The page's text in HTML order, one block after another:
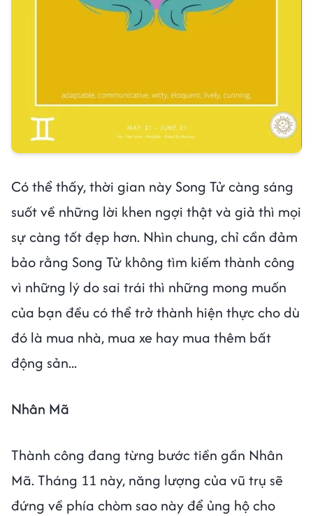
Có thể thấy, thời gian này Song Tử càng sáng
suốt về những lời khen ngợi thật và giả thì mọi
sự càng tốt đẹp hơn. Nhìn chung, chỉ cần đảm
bảo rằng Song Tử không tìm kiếm thành công
vì những lý do sai trái thì những mong muốn
của bạn đều có thể trở thành hiện thực cho dù
đó là mua nhà, mua xe hay mua thêm bất
động sản...
Nhân Mã
Thành công đang từng bước tiền gần Nhân
Mã. Tháng 11 này, năng lượng của vũ trụ sẽ
đứng về phía chòm sao này để ủng hộ cho